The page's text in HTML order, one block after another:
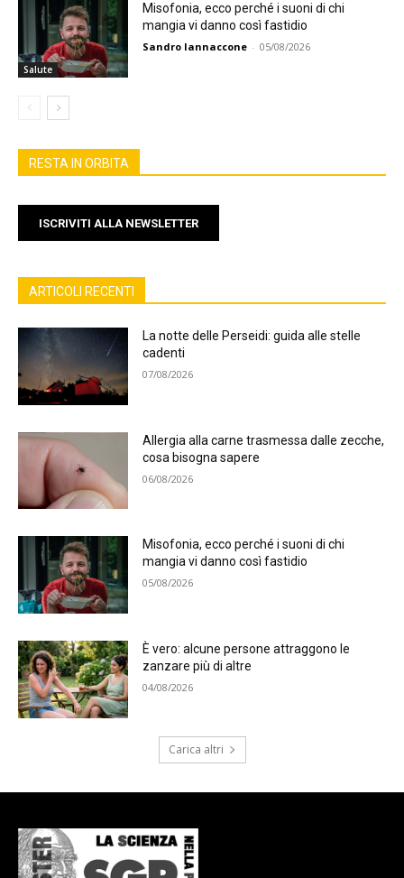
Salute
Misofonia, ecco perché i suoni di chi
mangia vi danno così fastidio
Sandro Iannaccone - 05/08/2026
RESTA IN ORBITA
ISCRIVITI ALLA NEWSLETTER
ARTICOLI RECENTI
La notte delle Perseidi: guida alle stelle
cadenti
07/08/2026
Allergia alla carne trasmessa dalle zecche,
cosa bisogna sapere
06/08/2026
Misofonia, ecco perché i suoni di chi
mangia vi danno così fastidio
05/08/2026
È vero: alcune persone attraggono le
zanzare più di altre
04/08/2026
Carica altri